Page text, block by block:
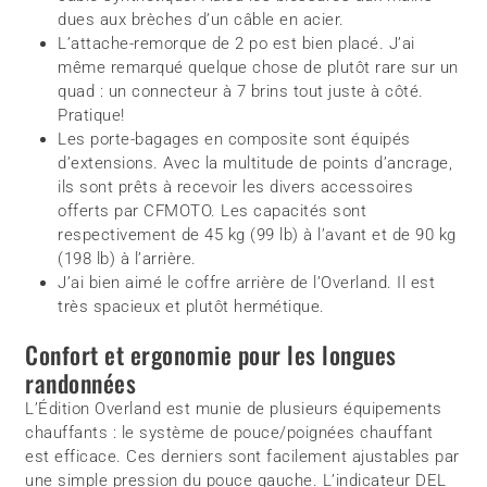
dues aux brèches d’un câble en acier.
L’attache-remorque de 2 po est bien placé. J’ai
même remarqué quelque chose de plutôt rare sur un
quad : un connecteur à 7 brins tout juste à côté.
Pratique!
Les porte-bagages en composite sont équipés
d’extensions. Avec la multitude de points d’ancrage,
ils sont prêts à recevoir les divers accessoires
offerts par CFMOTO. Les capacités sont
respectivement de 45 kg (99 lb) à l’avant et de 90 kg
(198 lb) à l’arrière.
J’ai bien aimé le coffre arrière de l’Overland. Il est
très spacieux et plutôt hermétique.
Confort et ergonomie pour les longues
randonnées
L’Édition Overland est munie de plusieurs équipements
chauffants : le système de pouce/poignées chauffant
est efficace. Ces derniers sont facilement ajustables par
une simple pression du pouce gauche. L’indicateur DEL